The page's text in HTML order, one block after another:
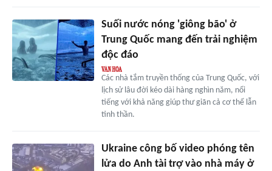
Suối nước nóng 'giông bão' ở
Trung Quốc mang đến trải nghiệm
độc đáo
Các nhà tắm truyền thống của Trung Quốc, với
lịch sử lâu đời kéo dài hàng nghìn năm, nổi
tiếng với khả năng giúp thư giãn cả cơ thể lẫn
tinh thần.
Ukraine công bố video phóng tên
lửa do Anh tài trợ vào nhà máy ở